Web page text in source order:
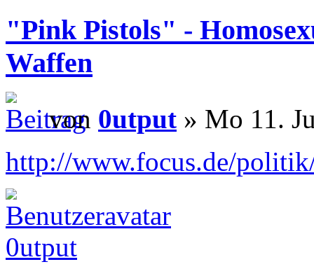
"Pink Pistols" -
Waffen
von 0utput » Mo 11.
http://www.focus.de/
0utput